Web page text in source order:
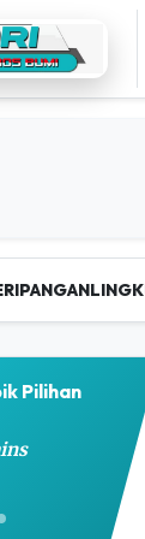
PANGAN
Pilihan